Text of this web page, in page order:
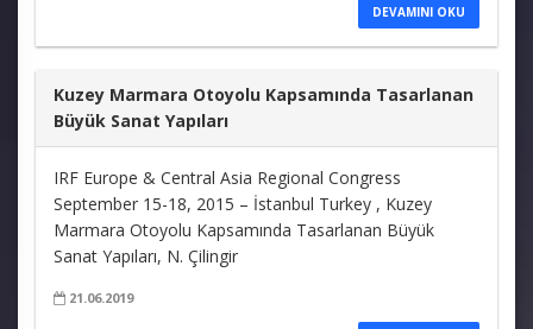
DEVAMINI OKU
Kuzey Marmara Otoyolu Kapsamında Tasarlanan
Büyük Sanat Yapıları
IRF Europe & Central Asia Regional Congress
September 15-18, 2015 – İstanbul Turkey , Kuzey
Marmara Otoyolu Kapsamında Tasarlanan Büyük
Sanat Yapıları, N. Çilingir
21.06.2019